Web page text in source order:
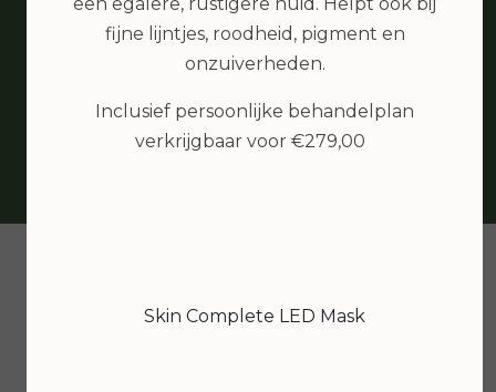
ik een tijdje op zoek was. En zo dicht bij
huis... top....
fijne lijntjes, roodheid, pigment en
onzuiverheden.
Inclusief persoonlijke behandelplan
verkrijgbaar voor €279,00
Skin Complete LED Mask